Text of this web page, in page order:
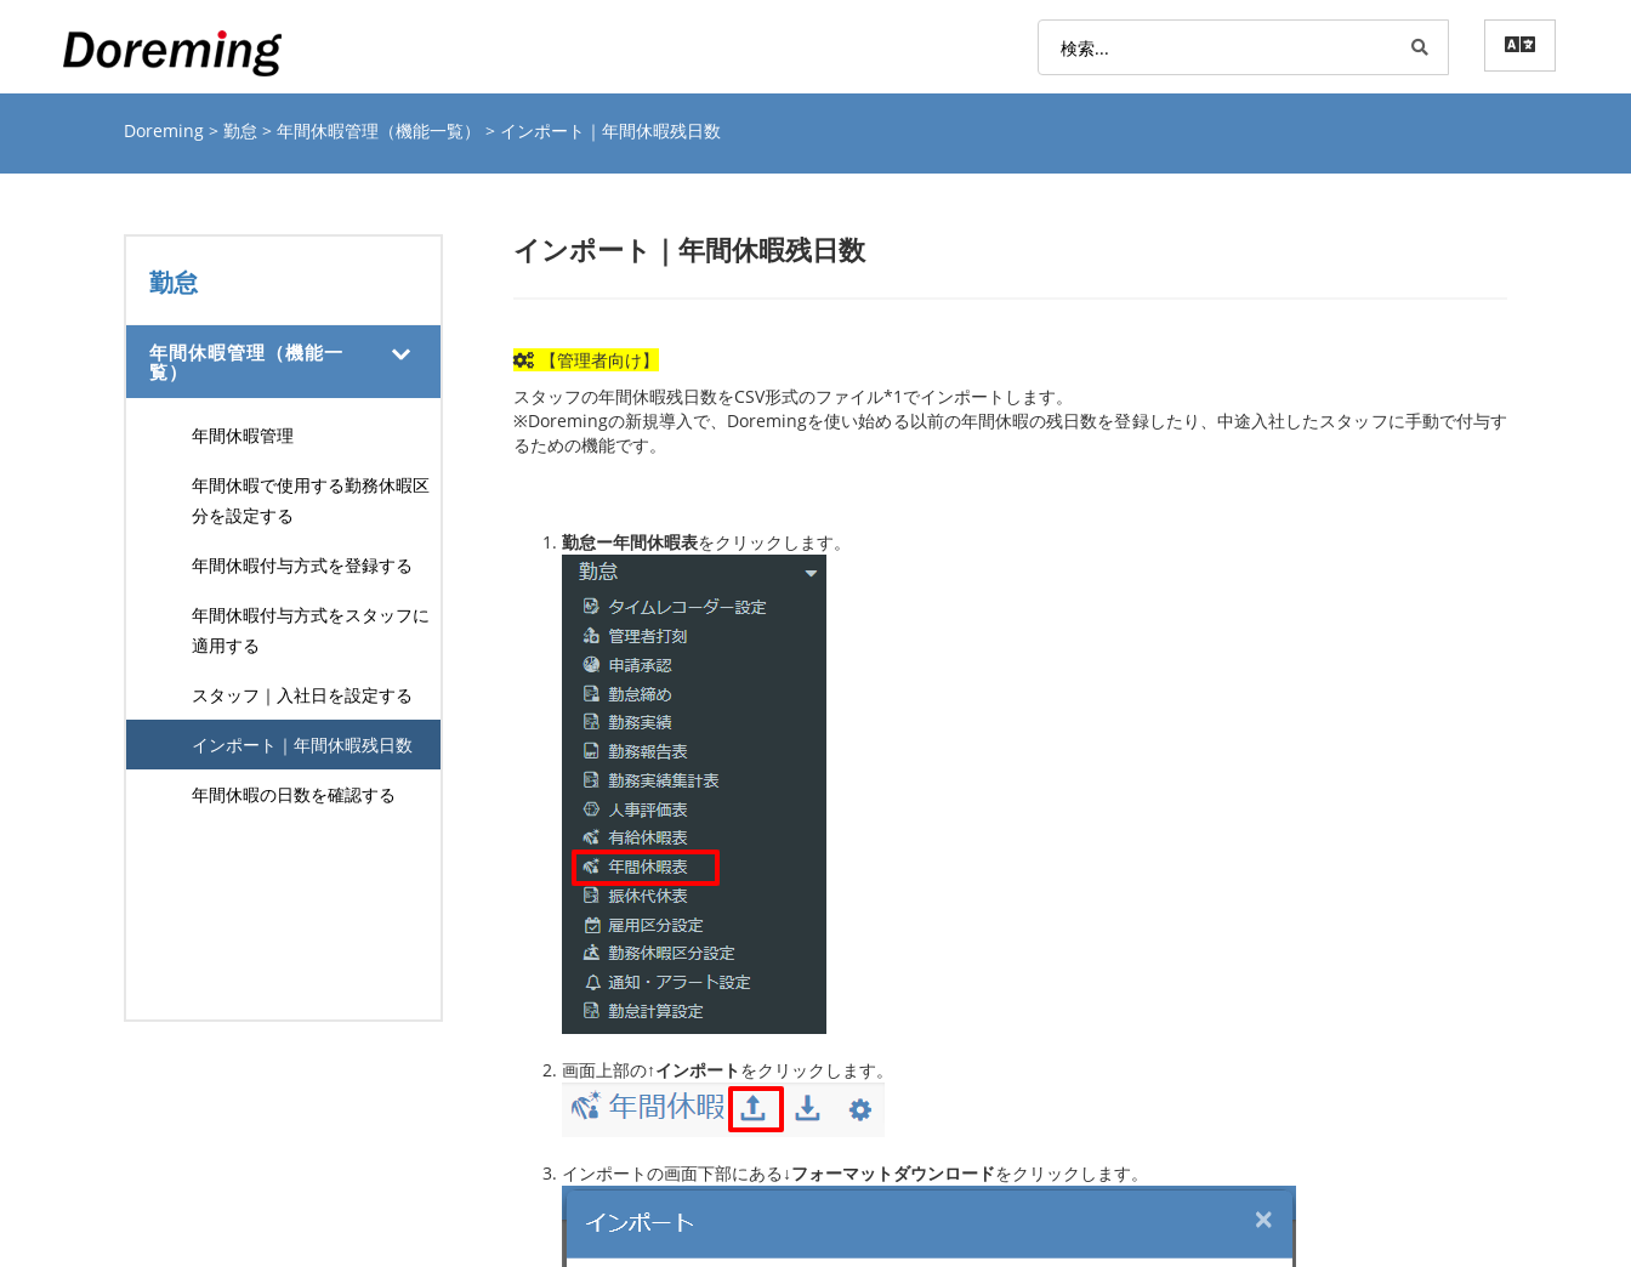
Doreming > 勤怠 > 年間休暇管理（機能一覧） > インポート｜年間休暇残日数
勤怠
年間休暇管理（機能一
覧）
年間休暇管理
年間休暇で使用する勤務休暇区
分を設定する
年間休暇付与方式を登録する
年間休暇付与方式をスタッフに
適用する
スタッフ｜入社日を設定する
インポート｜年間休暇残日数
年間休暇の日数を確認する
インポート｜年間休暇残日数
【管理者向け】
スタッフの年間休暇残日数をCSV形式のファイル*1でインポートします。
※Doremingの新規導入で、Doremingを使い始める以前の年間休暇の残日数を登録したり、中途入社したスタッフに手動で付与す
るための機能です。
勤怠ー年間休暇表をクリックします。
画面上部の↑インポートをクリックします。
インポートの画面下部にある ↓フォーマットダウンロードをクリックします。